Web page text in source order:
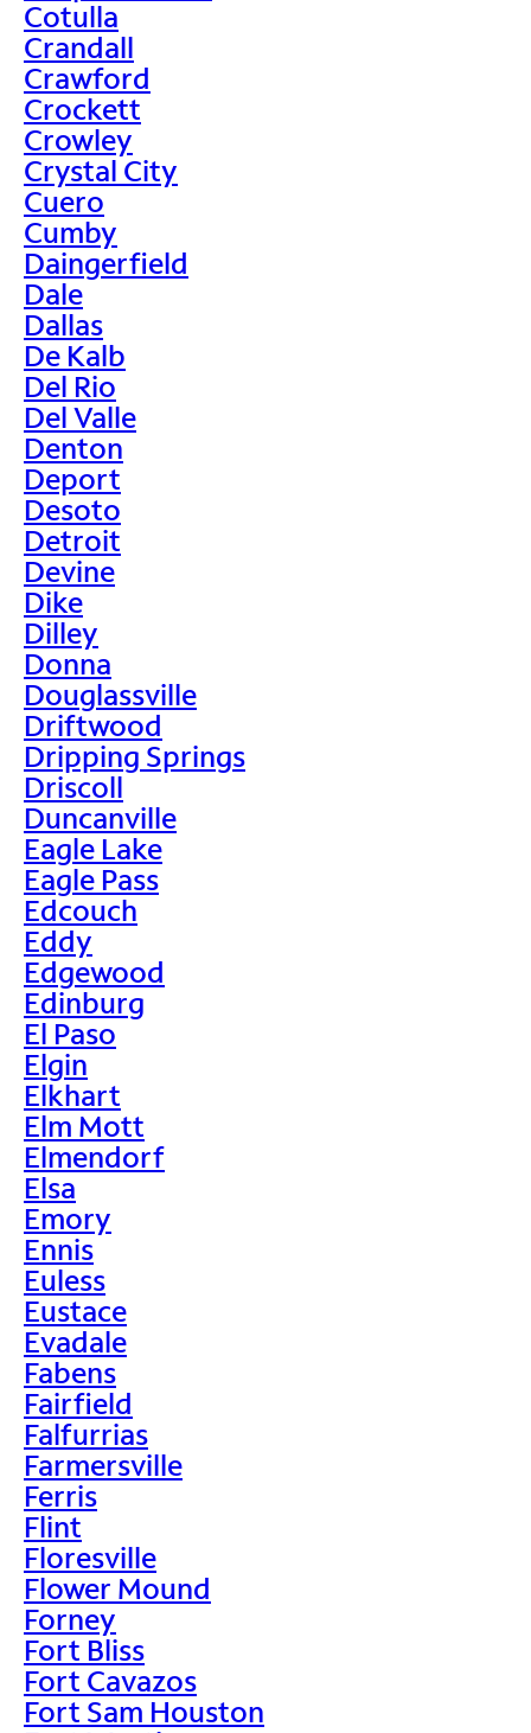
Cotulla
Crandall
Crawford
Crockett
Crowley
Crystal City
Cuero
Cumby
Daingerfield
Dale
Dallas
De Kalb
Del Rio
Del Valle
Denton
Deport
Desoto
Detroit
Devine
Dike
Dilley
Donna
Douglassville
Driftwood
Dripping Springs
Driscoll
Duncanville
Eagle Lake
Eagle Pass
Edcouch
Eddy
Edgewood
Edinburg
El Paso
Elgin
Elkhart
Elm Mott
Elmendorf
Elsa
Emory
Ennis
Euless
Eustace
Evadale
Fabens
Fairfield
Falfurrias
Farmersville
Ferris
Flint
Floresville
Flower Mound
Forney
Fort Bliss
Fort Cavazos
Fort Sam Houston